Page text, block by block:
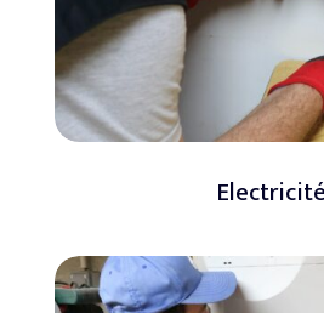
Electricité